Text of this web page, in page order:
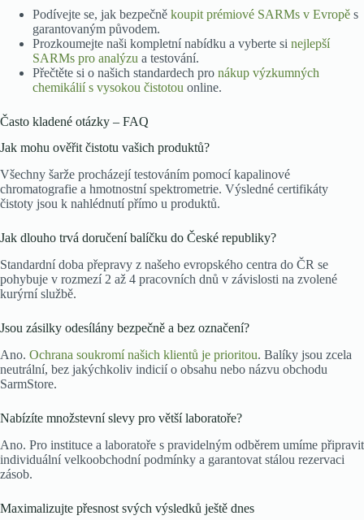
Podívejte se, jak bezpečně koupit prémiové SARMs v Evropě s
garantovaným původem.
Prozkoumejte naši kompletní nabídku a vyberte si nejlepší
SARMs pro analýzu a testování.
Přečtěte si o našich standardech pro nákup výzkumných
chemikálií s vysokou čistotou online.
Často kladené otázky – FAQ
Jak mohu ověřit čistotu vašich produktů?
Všechny šarže procházejí testováním pomocí kapalinové
chromatografie a hmotnostní spektrometrie. Výsledné certifikáty
čistoty jsou k nahlédnutí přímo u produktů.
Jak dlouho trvá doručení balíčku do České republiky?
Standardní doba přepravy z našeho evropského centra do ČR se
pohybuje v rozmezí 2 až 4 pracovních dnů v závislosti na zvolené
kurýrní službě.
Jsou zásilky odesílány bezpečně a bez označení?
Ano. Ochrana soukromí našich klientů je prioritou. Balíky jsou zcela
neutrální, bez jakýchkoliv indicií o obsahu nebo názvu obchodu
SarmStore.
Nabízíte množstevní slevy pro větší laboratoře?
Ano. Pro instituce a laboratoře s pravidelným odběrem umíme připravit
individuální velkoobchodní podmínky a garantovat stálou rezervaci
zásob.
Maximalizujte přesnost svých výsledků ještě dnes